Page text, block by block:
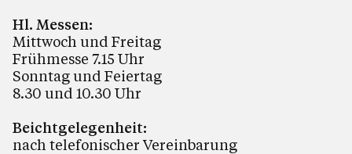
Hl. Messen:
Mittwoch und Freitag
Frühmesse 7.15 Uhr
Sonntag und Feiertag
8.30 und 10.30 Uhr
Beichtgelegenheit:
nach telefonischer Vereinbarung